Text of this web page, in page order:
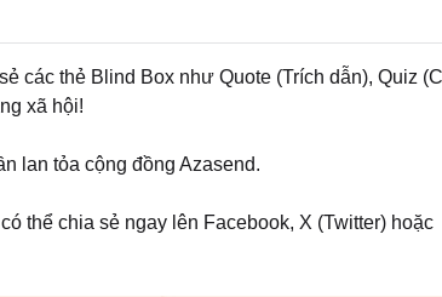
các thẻ Blind Box như Quote (Trích dẫn), Quiz
xã hội!
lan tỏa cộng đồng Azasend.
thể chia sẻ ngay lên Facebook, X (Twitter) hoặc